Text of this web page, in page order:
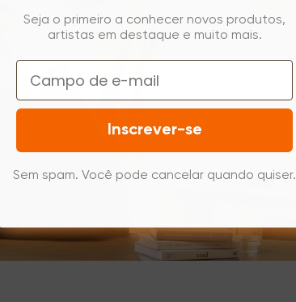
Seja o primeiro a conhecer novos produtos,
artistas em destaque e muito mais.
Email
Inscrever-se
Sem spam. Você pode cancelar quando quiser.